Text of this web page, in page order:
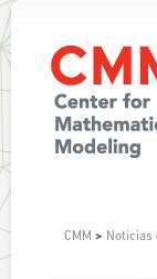
CMM > Noticias